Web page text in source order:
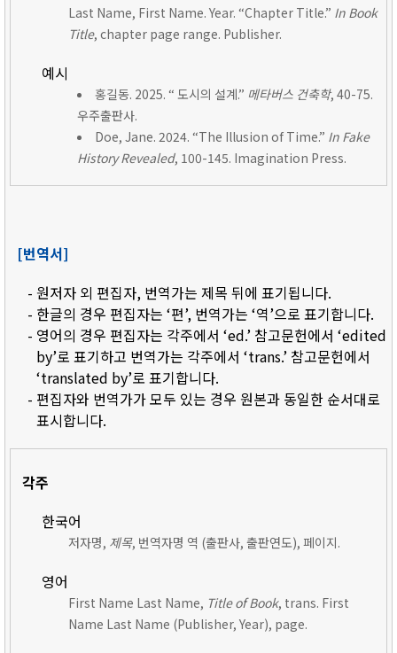
Last Name, First Name. Year. “Chapter Title.” In Book
Title, chapter page range. Publisher.
예시
홍길동. 2025. “ 도시의 설계.” 메타버스 건축학, 40-75.
우주출판사.
Doe, Jane. 2024. “The Illusion of Time.” In Fake
History Revealed, 100-145. Imagination Press.
[번역서]
- 원저자 외 편집자, 번역가는 제목 뒤에 표기됩니다.
- 한글의 경우 편집자는 ‘편’, 번역가는 ‘역’으로 표기합니다.
- 영어의 경우 편집자는 각주에서 ‘ed.’ 참고문헌에서 ‘edited
by’로 표기하고 번역가는 각주에서 ‘trans.’ 참고문헌에서
‘translated by’로 표기합니다.
- 편집자와 번역가가 모두 있는 경우 원본과 동일한 순서대로
표시합니다.
각주
한국어
저자명, 제목, 번역자명 역 (출판사, 출판연도), 페이지.
영어
First Name Last Name, Title of Book, trans. First
Name Last Name (Publisher, Year), page.